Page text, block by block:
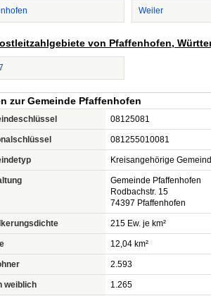
Weiler
von Pfaffenhofen,
zur Gemeinde Pfaffenhofen
08125081
081255010081
Kreisangehörige
Gemeinde Pfaffenhofen
Rodbachstr. 15
74397 Pfaffenhofen
215 Ew. je km²
12,04 km²
2.593
weiblich 1.265